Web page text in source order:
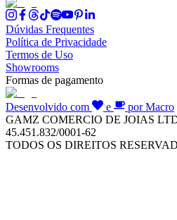
Dúvidas Frequentes
Política de Privacidade
Termos de Uso
Showrooms
Formas de pagamento
Desenvolvido com e
por Macro
GAMZ COMERCIO DE JOIAS
45.451.832/0001-62
TODOS OS DIREITOS